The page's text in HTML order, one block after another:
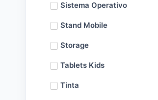
Sistema Operativo
Stand Mobile
Storage
Tablets Kids
Tinta